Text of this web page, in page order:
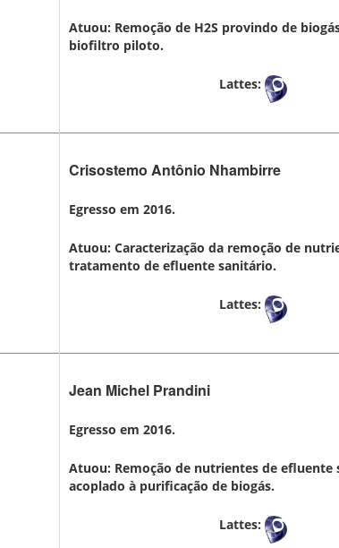
Atuou: Remoção de H2S provindo de
biofiltro piloto.
Lattes:
Crisostemo Antônio Nhambirre
Egresso em 2016.
Atuou: Caracterização da remoção de
tratamento de efluente sanitário.
Lattes:
Jean Michel Prandini
Egresso em 2016.
Atuou: Remoção de nutrientes de efluente
acoplado à purificação de biogás.
Lattes: